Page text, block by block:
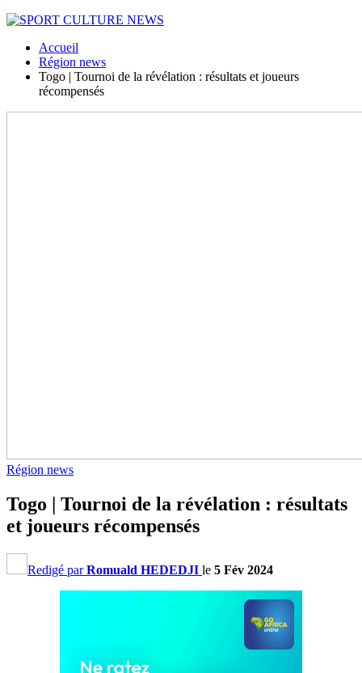
Accueil
Région news
Togo | Tournoi de la révélation : résultats et joueurs
récompensés
Région news
Togo | Tournoi de la révélation : résultats
et joueurs récompensés
Redigé parRomuald HEDEDJI le 5 Fév 2024